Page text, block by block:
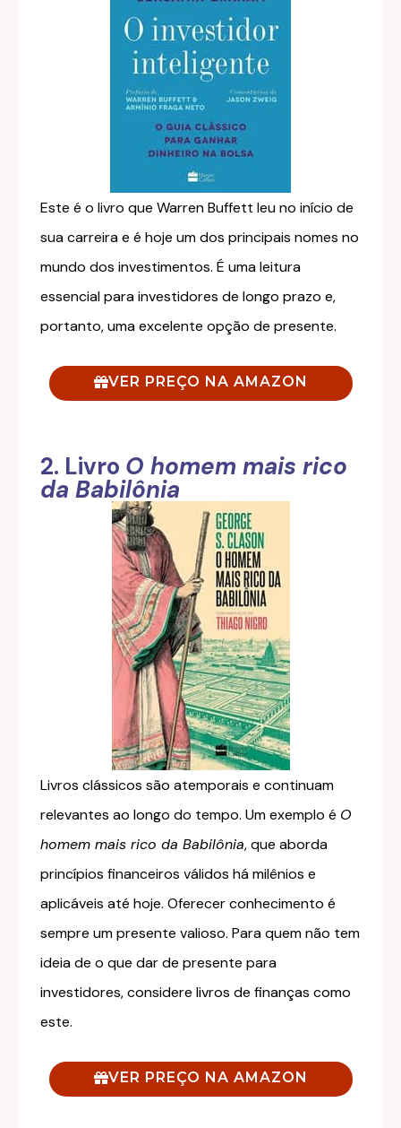
Este é o livro que Warren Buffett leu no início de
sua carreira e é hoje um dos principais nomes no
mundo dos investimentos. É uma leitura
essencial para investidores de longo prazo e,
portanto, uma excelente opção de presente.
VER PREÇO NA AMAZON
2. Livro O homem mais rico
da Babilônia
Livros clássicos são atemporais e continuam
relevantes ao longo do tempo. Um exemplo é O
homem mais rico da Babilônia, que aborda
princípios financeiros válidos há milênios e
aplicáveis até hoje. Oferecer conhecimento é
sempre um presente valioso. Para quem não tem
ideia de o que dar de presente para
investidores, considere livros de finanças como
este.
VER PREÇO NA AMAZON